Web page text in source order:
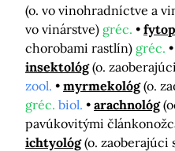
(o. vo vinohradníctve a
vo vinárstve) gréc.
chorobami rastlín) gréc.
insektológ (o.
zool.
myrmekológ (o.
gréc. biol. arachnológ
pavúkovitými
ichtyológ (o. zaoberajúci